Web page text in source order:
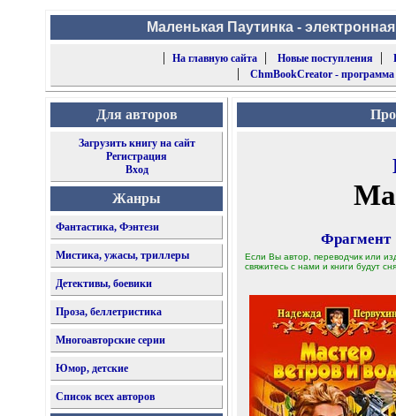
Маленькая Паутинка -
|
На главную сайта| Новые поступления |
| ChmBookCreator -
Для авторов
Загрузить книгу на сайт
Регистрация
Вход
Жанры
Фантастика, Фэнтези
Мистика, ужасы, триллеры
Детективы, боевики
Проза, беллетристика
Многоавторские серии
Юмор, детские
Список всех авторов
Фрагмент
Если Вы автор, переводчик или
свяжитесь с нами и книги будут